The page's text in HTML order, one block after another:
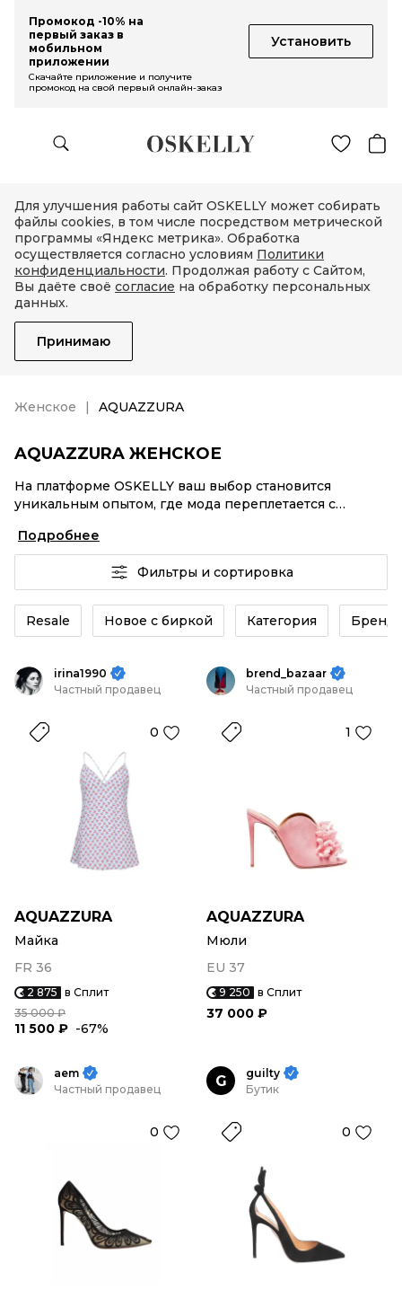
Промокод -10% на
первый заказ в
мобильном
приложении
Установить
Скачайте приложение и получите
промокод на свой первый онлайн-заказ
Для улучшения работы сайт OSKELLY может собирать
файлы cookies, в том числе посредством метрической
программы «Яндекс метрика». Обработка
осуществляется согласно условиям Политики
конфиденциальности. Продолжая работу с Сайтом,
Вы даёте своё согласие на обработку персональных
данных.
Принимаю
Женское AQUAZZURA
AQUAZZURA ЖЕНСКОЕ
На платформе OSKELLY ваш выбор становится
уникальным опытом, где мода переплетается с
аутентификация каждого заказа – AQUAZZURA
Женское от селлеров OSKELLY с быстрой доставкой
по России. Ваш стиль не ждет, и мы тоже! Винтажные
изделия или AQUAZZURA Женское из новых
коллекций – заказывайте на сайте или в приложении
OSKELLY с целой экосистемой инструментов.
Подробнее
Фильтры и сортировка
Resale Новое с биркой Категория Бренд
irina1990
Частный продавец
0
AQUAZZURA
Майка
FR 36
2 875 в Сплит
35 000 ₽
11 500 ₽ -67%
brend_bazaar
Частный продавец
1
AQUAZZURA
Мюли
EU 37
9 250 в Сплит
37 000 ₽
aem
Частный продавец
0
G
guilty
Бутик
0